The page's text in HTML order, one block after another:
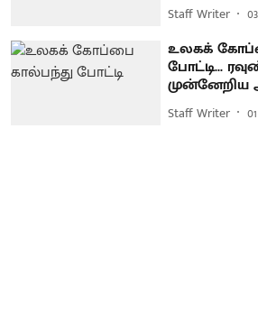
Staff Writer
உலகக்
போட்டி...
Staff Writer